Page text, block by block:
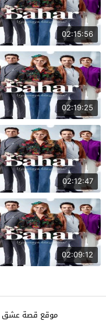
02:15:56
02:19:25
02:12:47
02:09:12
موقع قصة عشق